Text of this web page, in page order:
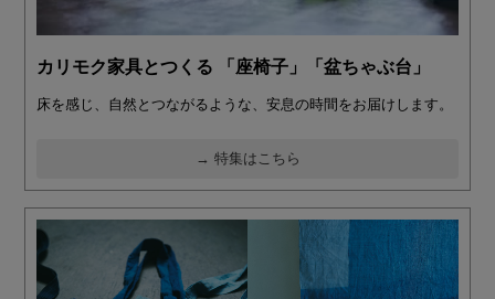
カリモク家具とつくる 「座椅子」「盆ちゃぶ台」
床を感じ、自然とつながるような、安息の時間をお届けします。
→ 特集はこちら